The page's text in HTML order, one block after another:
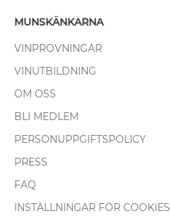
MUNSKÄNKARNA
VINPROVNINGAR
VINUTBILDNING
OM OSS
BLI MEDLEM
PERSONUPPGIFTSPOLICY
PRESS
FAQ
INSTÄLLNINGAR FÖR COOKIES